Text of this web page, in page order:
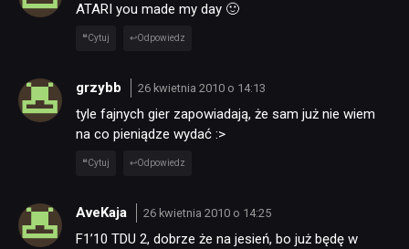
ATARI you made my day 🙂
Cytuj Odpowiedz
grzybb 26 kwietnia 2010 o 14:13
tyle fajnych gier zapowiadają, że sam już nie wiem
na co pieniądze wydać :>
Cytuj Odpowiedz
AveKaja 26 kwietnia 2010 o 14:25
F1’10 TDU 2, dobrze że na jesień, bo już będę w